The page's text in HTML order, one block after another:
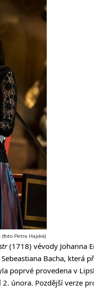
Petra Hajská)
(1718) vévody Johanna
Bacha, která
poprvé provedena v
února. Pozdější verze